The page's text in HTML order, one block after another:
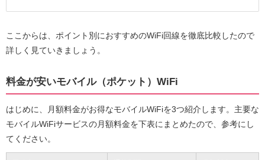
ここからは、ポイント別におすすめのWiFi回線を徹底比較したので
詳しく見ていきましょう。
料金が安いモバイル（ポケット）WiFi
はじめに、月額料金がお得なモバイルWiFiを3つ紹介します。主要な
モバイルWiFiサービスの月額料金を下表にまとめたので、参考にし
てください。